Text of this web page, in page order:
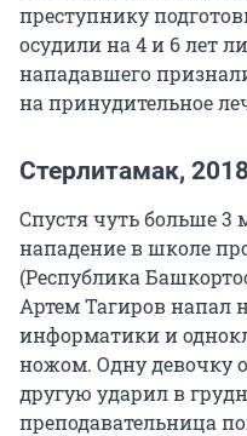
преступнику
осудили на 4 и 6 лет
нападавшего
на принудительное
Стерлитамак,
Спустя чуть больше 3
нападение в школе
(Республика
Артем Тагиров напал
информатики и
ножом. Одну девочку
другую ударил в
преподавательница